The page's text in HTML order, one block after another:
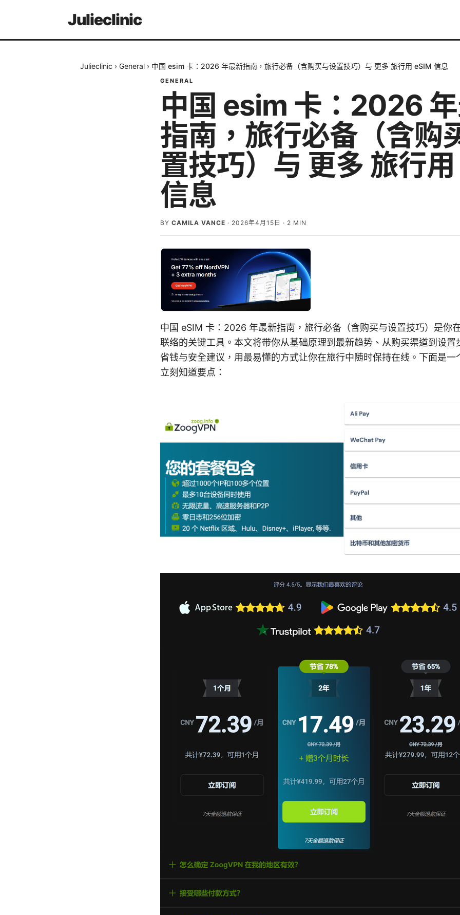
Julieclinic
Julieclinic › General › 中国 esim 卡：2026 年最新指南，旅行必备（含购买与设置技巧）与 更多 旅行用 eSIM 信息
GENERAL
中国 esim 卡：2026
指南，旅行必备（含购
置技巧）与 更多 旅行
信息
BY CAMILA VANCE · 2026年4月15日 · 2 MIN
中国 eSIM 卡：2026 年最新指南，旅行必备（含购买与设置技巧）是你
联络的关键工具。本文将带你从基础原理到最新趋势、从购买渠道到设置
省钱与安全建议，用最易懂的方式让你在旅行中随时保持在线。下面是一
立刻知道要点：